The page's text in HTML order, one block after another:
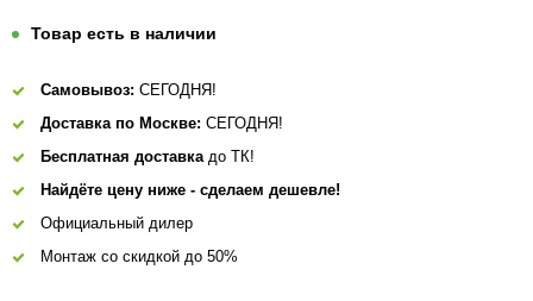
Товар есть в наличии
Самовывоз: СЕГОДНЯ!
Доставка по Москве: СЕГОДНЯ!
Бесплатная доставка до ТК!
Найдёте цену ниже - сделаем дешевле!
Официальный дилер
Монтаж со скидкой до 50%